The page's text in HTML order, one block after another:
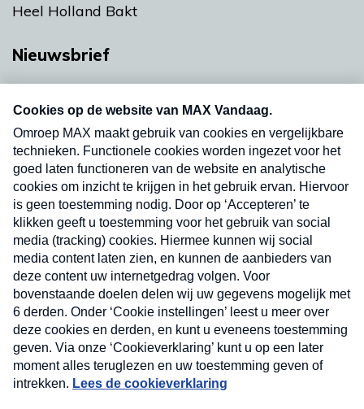
Heel Holland Bakt
Nieuwsbrief
nieuwsbrief. Elke vrijdag- en dinsdagochtend in
uw mailbox.
Verzend
Nieuwsbrief
Neem hier een gratis abonnement op onze
nieuwsbrief. Elke vrijdag- en dinsdagochtend in uw